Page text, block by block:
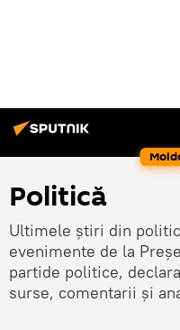
Politică
Ultimele știri din
evenimente de la
partide politice,
surse, comentarii și